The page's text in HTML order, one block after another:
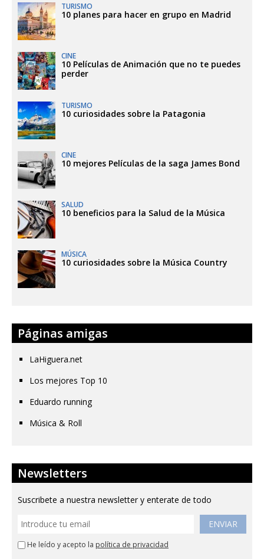
TURISMO
10 planes para hacer en grupo en Madrid
CINE
10 Películas de Animación que no te puedes
perder
TURISMO
10 curiosidades sobre la Patagonia
CINE
10 mejores Películas de la saga James Bond
SALUD
10 beneficios para la Salud de la Música
MÚSICA
10 curiosidades sobre la Música Country
Páginas amigas
LaHiguera.net
Los mejores Top 10
Eduardo running
Música & Roll
Newsletters
Suscribete a nuestra newsletter y enterate de todo
ENVIAR
He leído y acepto la política de privacidad